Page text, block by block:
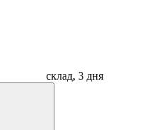
склад, 3 дня